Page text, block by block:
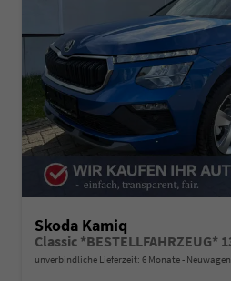
Skoda Kamiq
unverbindliche Lieferzeit: 6 Monate Neuwagen